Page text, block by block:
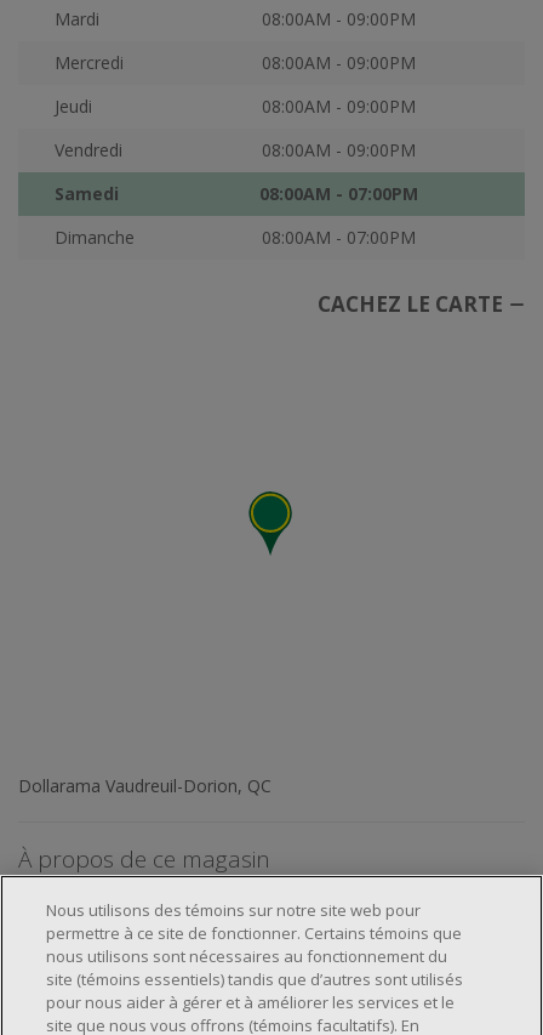
Mardi
08:00AM - 09:00PM
Mercredi
08:00AM - 09:00PM
Jeudi
08:00AM - 09:00PM
Vendredi
08:00AM - 09:00PM
Samedi
08:00AM - 07:00PM
Dimanche
08:00AM - 07:00PM
CACHEZ LE CARTE
Dollarama Vaudreuil-Dorion, QC
À propos de ce magasin
À propos de nous
Nous utilisons des témoins sur notre site web pour
permettre à ce site de fonctionner. Certains témoins que
nous utilisons sont nécessaires au fonctionnement du
site (témoins essentiels) tandis que d’autres sont utilisés
pour nous aider à gérer et à améliorer les services et le
site que nous vous offrons (témoins facultatifs). En